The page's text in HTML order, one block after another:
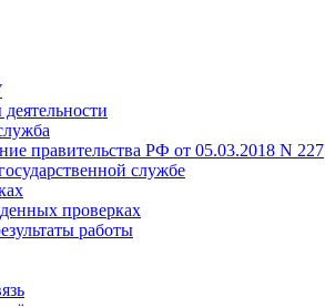
правительства РФ от 05.03.2018 N 227
службе
проверках
работы